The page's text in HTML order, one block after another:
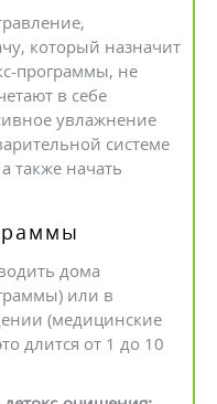
который назначит
программы, не
в себе
увлажнение
системе
также начать
дома
или в
(медицинские
длится от 1 до 10